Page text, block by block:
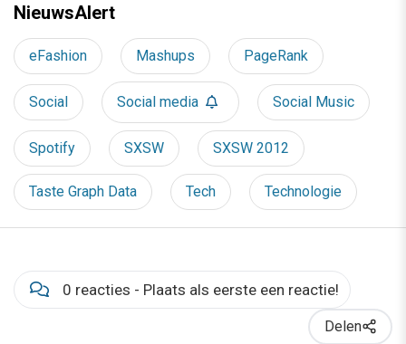
NieuwsAlert
eFashion Mashups PageRank
Social Social media Social Music
Spotify SXSW SXSW 2012
Taste Graph Data Tech Technologie
0 reacties - Plaats als eerste een reactie!
Delen